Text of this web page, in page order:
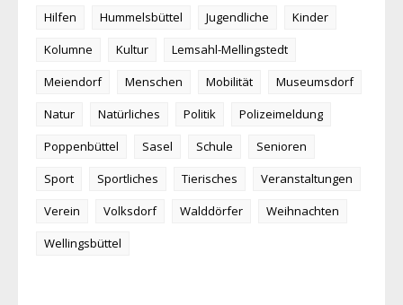
Hilfen
Hummelsbüttel Jugendliche
Kinder
Kolumne
Kultur
Lemsahl-Mellingstedt
Meiendorf
Menschen Mobilität
Museumsdorf
Natur
Natürliches Politik
Polizeimeldung
Poppenbüttel
Sasel Schule
Senioren
Sport
Sportliches Tierisches
Veranstaltungen
Verein
Volksdorf Walddörfer
Weihnachten
Wellingsbüttel